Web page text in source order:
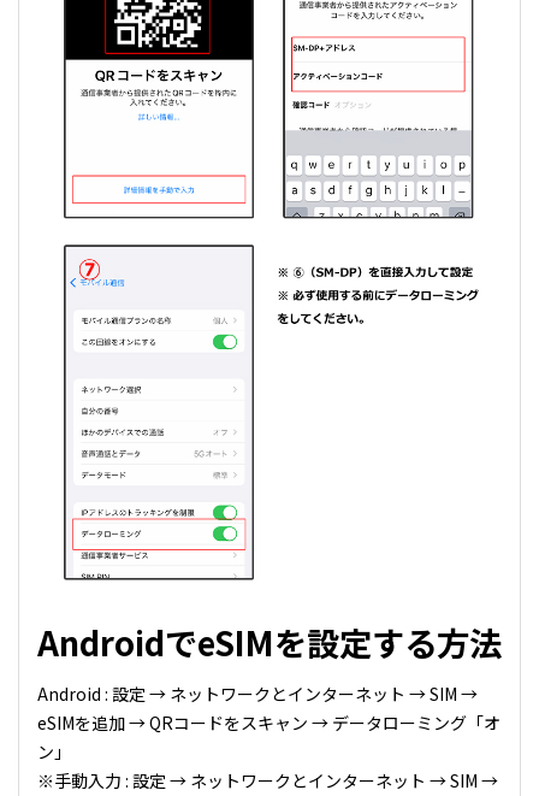
AndroidでeSIMを設定する方法
Android : 設定 → ネットワークとインターネット → SIM →
eSIMを追加 → QRコードをスキャン → データローミング「オ
ン」
※手動入力 : 設定 → ネットワークとインターネット → SIM →